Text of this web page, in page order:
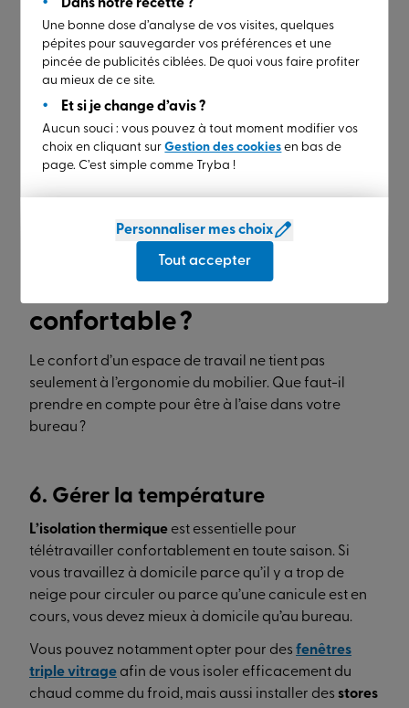
Store enrouleur
Comment aménager un
espace de travail
confortable ?
Le confort d’un espace de travail ne tient pas
seulement à l’ergonomie du mobilier. Que faut-il
prendre en compte pour être à l’aise dans votre
bureau ?
6. Gérer la température
L’isolation thermique est essentielle pour
télétravailler confortablement en toute saison. Si
vous travaillez à domicile parce qu’il y a trop de
neige pour circuler ou parce qu’une canicule est en
cours, vous devez mieux à domicile qu’au bureau.
Vous pouvez notamment opter pour des fenêtres
triple vitrage afin de vous isoler efficacement du
chaud comme du froid, mais aussi installer des stores
Dans notre recette ?
Une bonne dose d’analyse de vos visites, quelques
pépites pour sauvegarder vos préférences et une
pincée de publicités ciblées. De quoi vous faire profiter
au mieux de ce site.
Et si je change d’avis ?
Aucun souci : vous pouvez à tout moment modifier vos
choix en cliquant surGestion des cookies en bas de
page. C’est simple comme Tryba !
Personnaliser mes choix
Tout accepter